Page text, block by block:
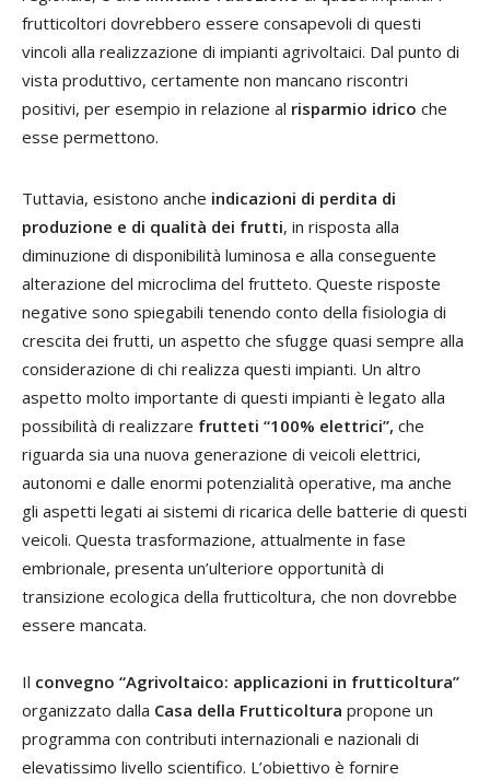
frutticoltori dovrebbero essere consapevoli di questi
vincoli alla realizzazione di impianti agrivoltaici. Dal punto di
vista produttivo, certamente non mancano riscontri
positivi, per esempio in relazione al risparmio idrico che
esse permettono.
Tuttavia, esistono anche indicazioni di perdita di
produzione e di qualità dei frutti, in risposta alla
diminuzione di disponibilità luminosa e alla conseguente
alterazione del microclima del frutteto. Queste risposte
negative sono spiegabili tenendo conto della fisiologia di
crescita dei frutti, un aspetto che sfugge quasi sempre alla
considerazione di chi realizza questi impianti. Un altro
aspetto molto importante di questi impianti è legato alla
possibilità di realizzare frutteti “100% elettrici”, che
riguarda sia una nuova generazione di veicoli elettrici,
autonomi e dalle enormi potenzialità operative, ma anche
gli aspetti legati ai sistemi di ricarica delle batterie di questi
veicoli. Questa trasformazione, attualmente in fase
embrionale, presenta un’ulteriore opportunità di
transizione ecologica della frutticoltura, che non dovrebbe
essere mancata.
Il convegno “Agrivoltaico: applicazioni in frutticoltura”
organizzato dalla Casa della Frutticoltura propone un
programma con contributi internazionali e nazionali di
elevatissimo livello scientifico. L’obiettivo è fornire